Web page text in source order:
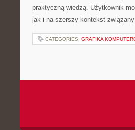
praktyczną wiedzą. Użytkownik
jak i na szerszy kontekst
CATEGORIES: GRAFIKA